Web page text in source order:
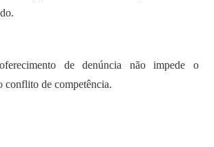
de denúncia não impede o
conflito de competência.